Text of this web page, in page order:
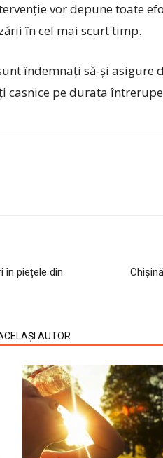
vor depune toate
în cel mai scurt timp.
îndemnați să-și asigure
casnice pe durata
în piețele din
AUTOR